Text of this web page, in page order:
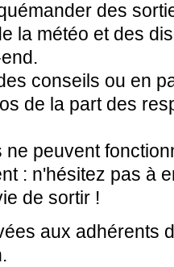
des
la météo et des
conseils ou en
de la part des
ne peuvent
: n'hésitez pas à
de sortir !
aux adhérents